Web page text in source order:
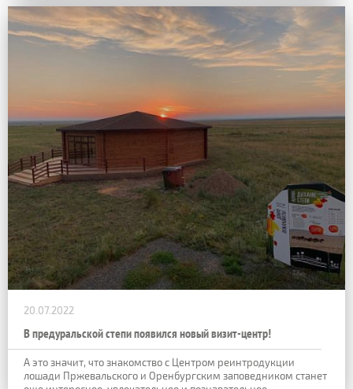
20.07.2022
В предуральской степи появился новый визит-центр!
А это значит, что знакомство с Центром реинтродукции
лошади Пржевальского и Оренбургским заповедником станет